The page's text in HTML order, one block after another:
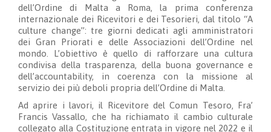
dell’Ordine di Malta a Roma, la prima conferenza
internazionale dei Ricevitori e dei Tesorieri, dal titolo “A
culture change”: tre giorni dedicati agli amministratori
dei Gran Priorati e delle Associazioni dell’Ordine nel
mondo. L’obiettivo è quello di rafforzare una cultura
condivisa della trasparenza, della buona governance e
dell’accountability, in coerenza con la missione al
servizio dei più deboli propria dell’Ordine di Malta.
Ad aprire i lavori, il Ricevitore del Comun Tesoro, Fra’
Francis Vassallo, che ha richiamato il cambio culturale
collegato alla Costituzione entrata in vigore nel 2022 e il